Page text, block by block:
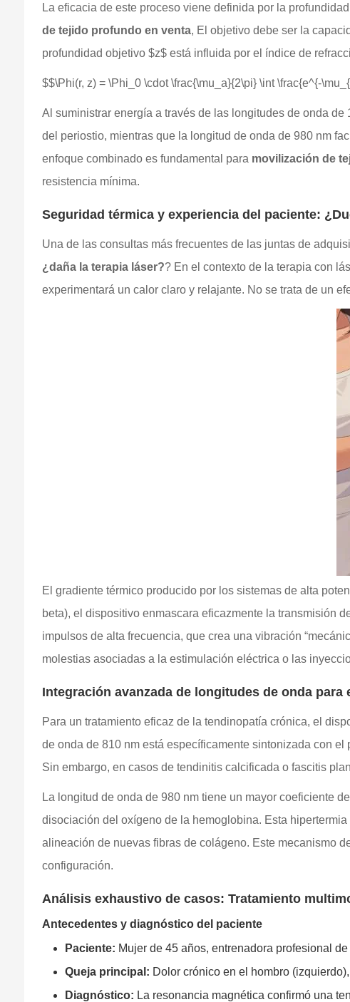
La eficacia de este proceso viene definida por la
de tejido profundo en venta, El objetivo debe ser la
profundidad objetivo $z$ está influida por el índice de
$$\Phi(r, z) = \Phi_0 \cdot \frac{\mu_a}{2\pi} \int \frac{e^{-
Al suministrar energía a través de las longitudes de onda
del periostio, mientras que la longitud de onda de 980 nm
enfoque combinado es fundamental para movilización de
resistencia mínima.
Seguridad térmica y experiencia del paciente:
Una de las consultas más frecuentes de las juntas de
¿daña la terapia láser?? En el contexto de la terapia con
experimentará un calor claro y relajante. No se trata de un
El gradiente térmico producido por los sistemas de alta
beta), el dispositivo enmascara eficazmente la transmisión
impulsos de alta frecuencia, que crea una vibración
molestias asociadas a la estimulación eléctrica o las
Integración avanzada de longitudes de onda
Para un tratamiento eficaz de la tendinopatía crónica, el
de onda de 810 nm está específicamente sintonizada con
Sin embargo, en casos de tendinitis calcificada o fascitis
La longitud de onda de 980 nm tiene un mayor coeficiente
disociación del oxígeno de la hemoglobina. Esta
alineación de nuevas fibras de colágeno. Este mecanismo
configuración.
Análisis exhaustivo de casos: Tratamiento
Antecedentes y diagnóstico del paciente
Paciente: Mujer de 45 años, entrenadora profesional de
Queja principal: Dolor crónico en el hombro
Diagnóstico: La resonancia magnética confirmó una